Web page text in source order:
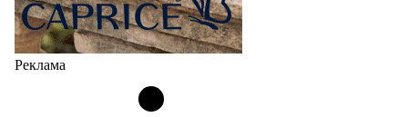
Реклама